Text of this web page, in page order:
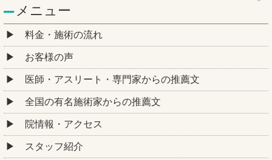
メニュー
料金・施術の流れ
お客様の声
医師・アスリート・専門家からの推薦文
全国の有名施術家からの推薦文
院情報・アクセス
スタッフ紹介